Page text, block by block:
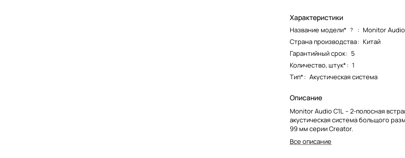
Характеристики
Название модели* ? : Monitor
Страна производства: Китай
Гарантийный срок: 5
Количество, штук*: 1
Тип*: Акустическая система
Описание
Monitor Audio C1L – 2-полосная
акустическая система больщого
99 мм серии Creator.
Все описание